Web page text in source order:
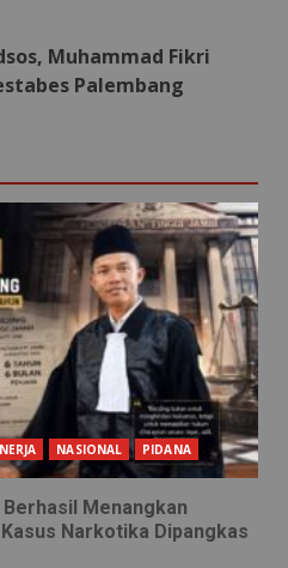
Muhammad Fikri
Palembang
NASIONAL PIDANA
Menangkan
Narkotika Dipangkas